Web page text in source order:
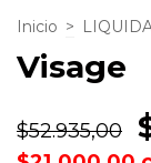
Inicio >
Visage
$52.935,00